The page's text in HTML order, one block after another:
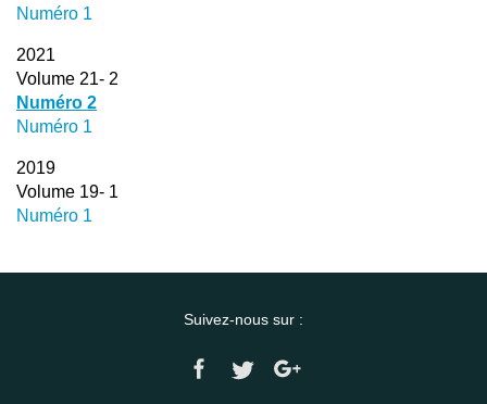
Numéro 1
2021
Volume 21- 2
Numéro 2
Numéro 1
2019
Volume 19- 1
Numéro 1
Suivez-nous sur :